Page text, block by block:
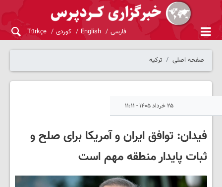
فارسی English کوردی Türkçe
صفحه اصلی ترکیه
۲۵ خرداد ۱۴۰۵ - ۱۱:۱۱
فیدان: توافق ایران و آمریکا برای صلح و
ثبات پایدار منطقه مهم است